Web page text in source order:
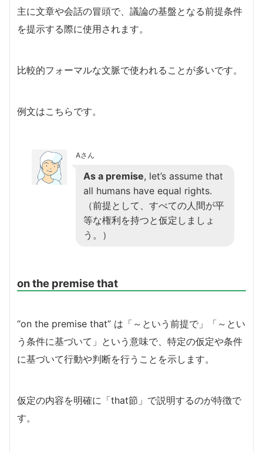
主に文章や会話の冒頭で、議論の基盤となる前提条件
を提示する際に使用されます。
比較的フォーマルな文脈で使われることが多いです。
例文はこちらです。
Aさん
As a premise, let’s assume that
all humans have equal rights.
（前提として、すべての人間が平
等な権利を持つと仮定しましょ
う。）
on the premise that
“on the premise that” は「～という前提で」「～とい
う条件に基づいて」という意味で、特定の仮定や条件
に基づいて行動や判断を行うことを示します。
仮定の内容を明確に「that節」で説明するのが特徴で
す。